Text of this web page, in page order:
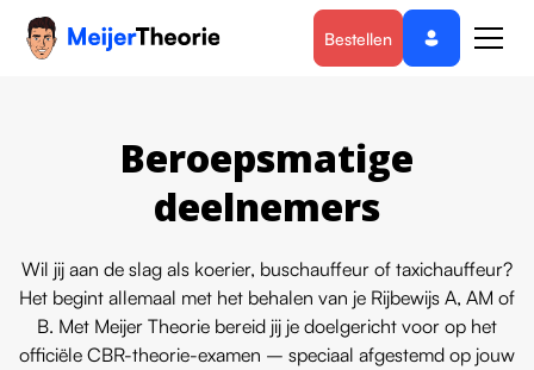
Bestellen
Beroepsmatige
deelnemers
Wil jij aan de slag als koerier, buschauffeur of taxichauffeur?
Het begint allemaal met het behalen van je Rijbewijs A, AM of
B. Met Meijer Theorie bereid jij je doelgericht voor op het
officiële CBR-theorie-examen – speciaal afgestemd op jouw